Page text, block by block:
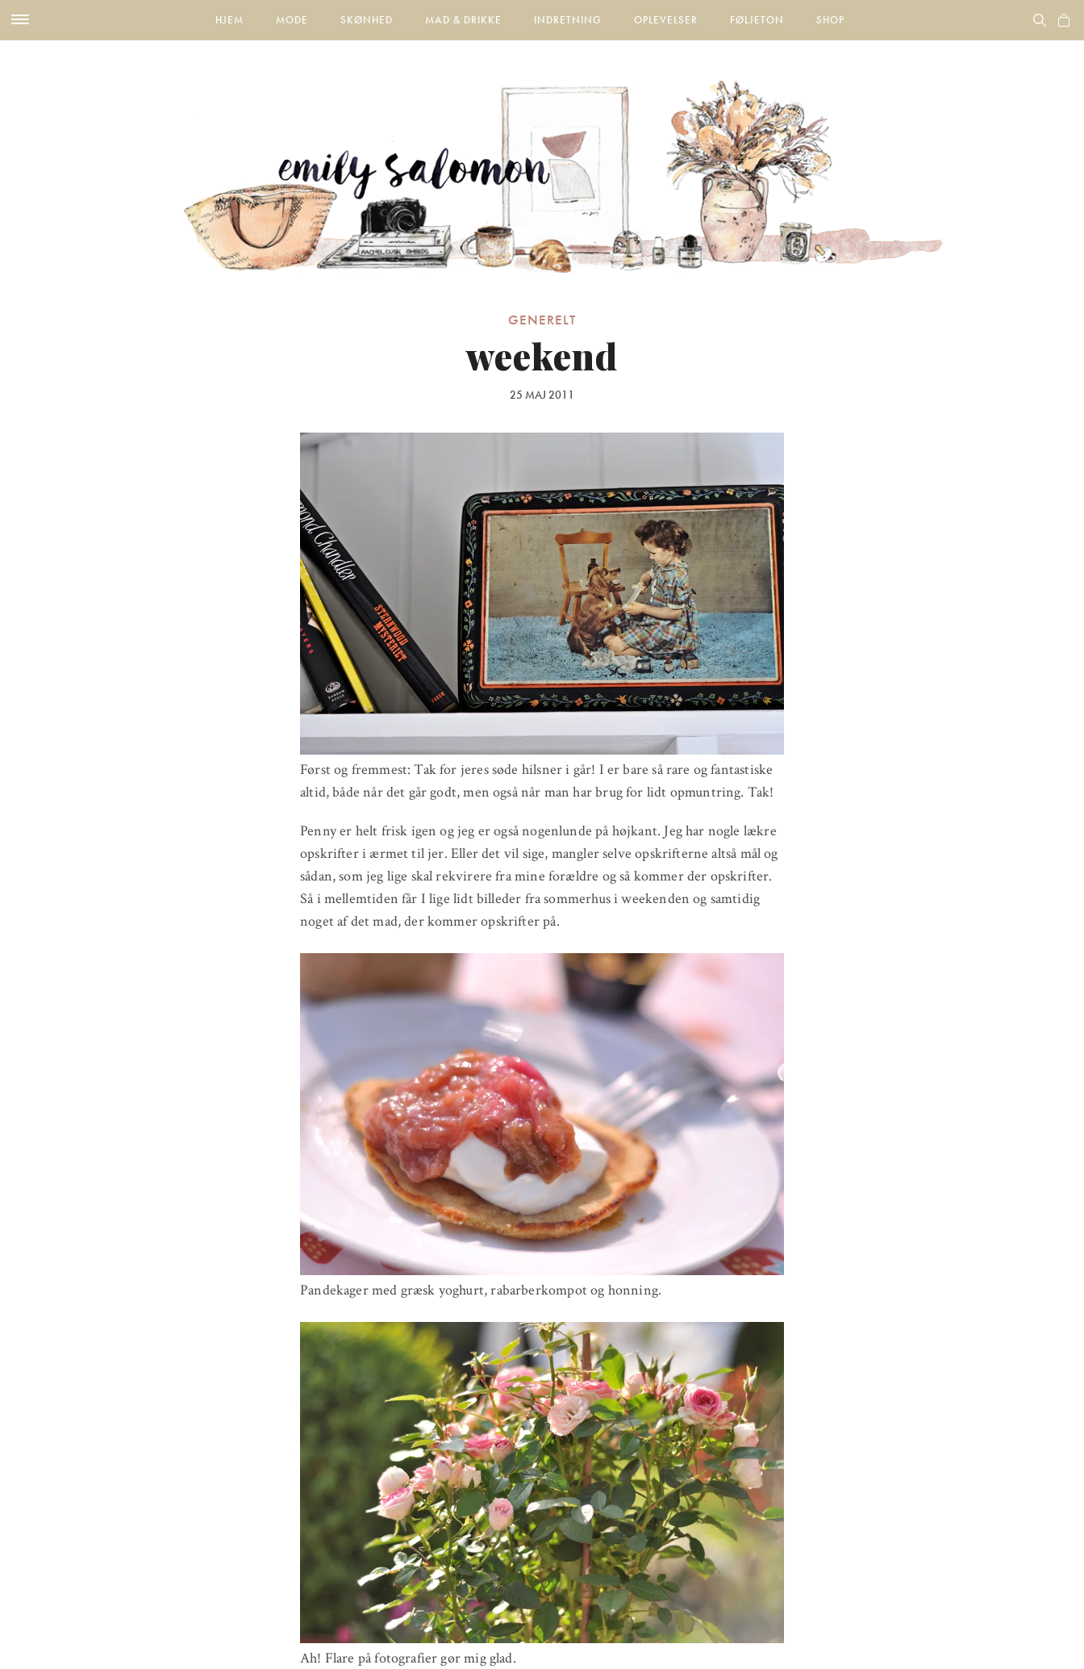
HJEM MODE SKØNHED MAD & DRIKKE INDRETNING OPLEVELSER FØLJETON SHOP
GENERELT
weekend
25 MAJ 2011
Først og fremmest: Tak for jeres søde hilsner i går! I er bare så rare og fantastiske
altid, både når det går godt, men også når man har brug for lidt opmuntring. Tak!
Penny er helt frisk igen og jeg er også nogenlunde på højkant. Jeg har nogle lækre
opskrifter i ærmet til jer. Eller det vil sige, mangler selve opskrifterne altså mål og
sådan, som jeg lige skal rekvirere fra mine forældre og så kommer der opskrifter.
Så i mellemtiden får I lige lidt billeder fra sommerhus i weekenden og samtidig
noget af det mad, der kommer opskrifter på.
Pandekager med græsk yoghurt, rabarberkompot og honning.
Ah! Flare på fotografier gør mig glad.